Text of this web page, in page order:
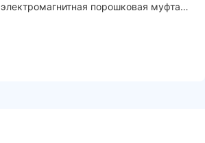
электромагнитная порошковая муфта